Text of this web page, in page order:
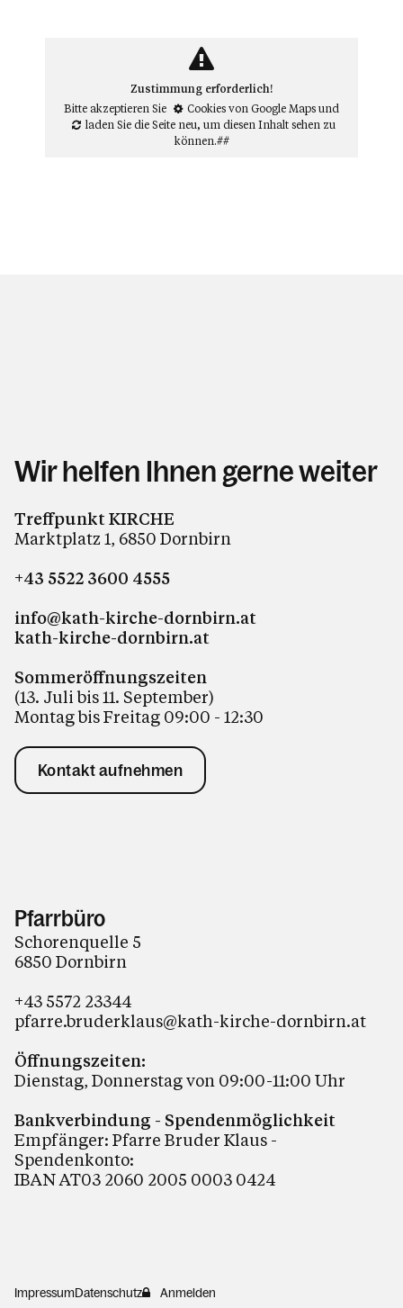
Zustimmung erforderlich!
Bitte akzeptieren Sie
Cookies von Google Mapsund
laden Sie die Seite neu, um diesen Inhalt sehen zu
können.##
Wir helfen Ihnen gerne weiter
Treffpunkt KIRCHE
Marktplatz 1, 6850 Dornbirn
+43 5522 3600 4555
info@kath-kirche-dornbirn.at
kath-kirche-dornbirn.at
Sommeröffnungszeiten
(13. Juli bis 11. September)
Montag bis Freitag 09:00 - 12:30
Kontakt aufnehmen
Pfarrbüro
Schorenquelle 5
6850 Dornbirn
+43 5572 23344
pfarre.bruderklaus@kath-kirche-dornbirn.at
Öffnungszeiten:
Dienstag, Donnerstag von 09:00-11:00 Uhr
Bankverbindung - Spendenmöglichkeit
Empfänger: Pfarre Bruder Klaus -
Spendenkonto:
IBAN AT03 2060 2005 0003 0424
ImpressumDatenschutz Anmelden